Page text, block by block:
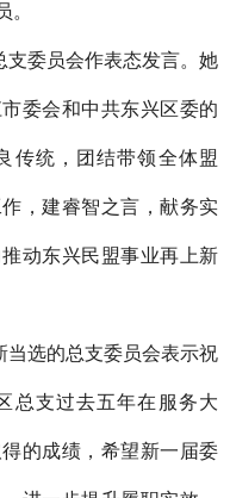
。
支委员会作表态发言。她
委会和中共东兴区委的
传统，团结带领全体盟
，建睿智之言，献务实
动东兴民盟事业再上新
选的总支委员会表示祝
总支过去五年在服务大
的成绩，希望新一届委